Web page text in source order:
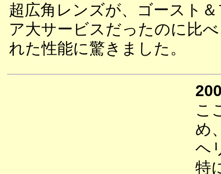
超広角レンズが、ゴースト
ア大サービスだったのに比
れた性能に驚きました。
こ
め
ヘ
特